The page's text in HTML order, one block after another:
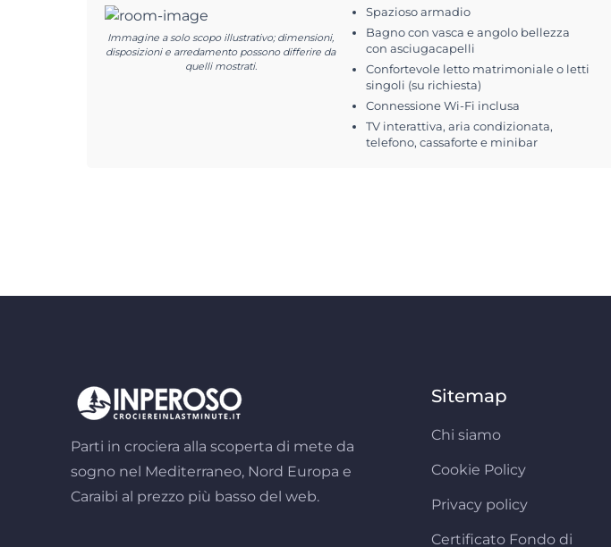
Immagine a solo scopo illustrativo; dimensioni,
disposizioni e arredamento possono differire da
quelli mostrati.
Spazioso armadio
Bagno con vasca e angolo bellezza
con asciugacapelli
Confortevole letto matrimoniale o letti
singoli (su richiesta)
Connessione Wi-Fi inclusa
TV interattiva, aria condizionata,
telefono, cassaforte e minibar
Parti in crociera alla scoperta di mete da
sogno nel Mediterraneo, Nord Europa e
Caraibi al prezzo più basso del web.
Sitemap
Chi siamo
Cookie Policy
Privacy policy
Certificato Fondo di